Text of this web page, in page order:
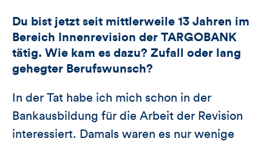
Du bist jetzt seit mittlerweile 13 Jahren im
Bereich Innenrevision der TARGOBANK
tätig. Wie kam es dazu? Zufall oder lang
gehegter Berufswunsch?
In der Tat habe ich mich schon in der
Bankausbildung für die Arbeit der Revision
interessiert. Damals waren es nur wenige